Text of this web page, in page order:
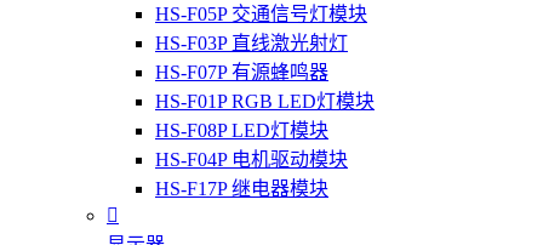
HS-F05P 交通信号灯模块
HS-F03P 直线激光射灯
HS-F07P 有源蜂鸣器
HS-F01P RGB LED灯模块
HS-F08P LED灯模块
HS-F04P 电机驱动模块
HS-F17P 继电器模块
